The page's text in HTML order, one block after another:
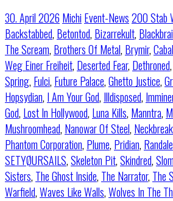
30. April 2026 Michi Event-News200 Stab
Backstabbed, Betontod, Bizarrekult,
The Scream, Brothers Of Metal, Brymir,Cabal
Weg Einer Freiheit, Deserted Fear, Dethroned,
Spring, Fulci, Future Palace,Ghetto Justice,
Hopsydian, I Am Your God, Illdisposed,
God, Lost In Hollywood, Luna Kills, Manntra,
Mushroomhead, Nanowar Of Steel,
Phantom Corporation, Plume, Pridian, Randale
SETYØURSAILS,Skeleton Pit,Skindred,
Sisters, The Ghost Inside, The Narrator, The
Warfield,Waves Like Walls,Wolves In The